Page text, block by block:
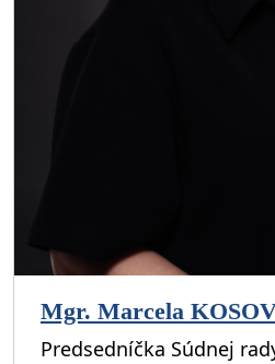
Mgr. Marcela
Predsedníčka Súdnej